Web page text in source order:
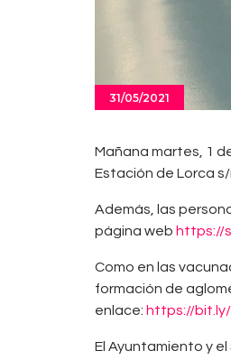
31/05/2021
Mañana martes, 1
Estación de Lorca
Además, las
página web https://
Como en las
formación de
enlace: https://bit.ly/
El Ayuntamiento y